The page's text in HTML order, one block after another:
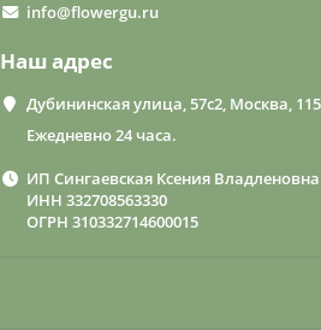
info@flowergu.ru
Наш адрес
Дубининская улица, 57с2, Москва,
Ежедневно 24 часа.
ИП Сингаевская Ксения Владленовна
ИНН 332708563330
ОГРН 310332714600015